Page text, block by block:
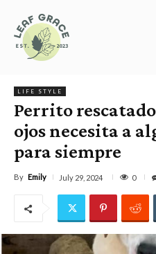
LIFE STYLE
Perrito
ojos necesita a
para siempre
By Emily July 29, 2024 0